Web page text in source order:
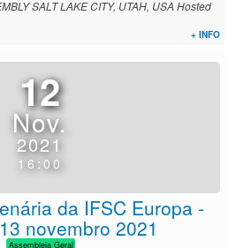
SALT LAKE CITY, UTAH, USA Hosted
+ INFO
12
Nov.
2021
16:00
da IFSC Europa -
novembro 2021
Assembleia Geral